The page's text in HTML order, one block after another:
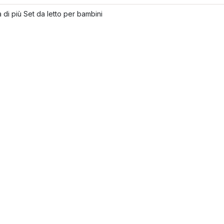
di più Set da letto per bambini